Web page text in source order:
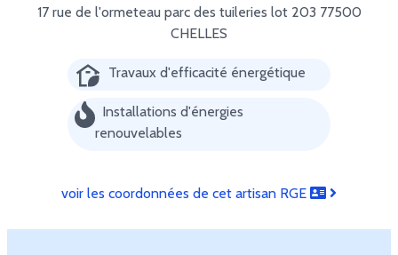
17 rue de l'ormeteau parc des tuileries lot 203 77500
CHELLES
Travaux d'efficacité énergétique
Installations d'énergies
renouvelables
voir les coordonnées de cet artisan RGE